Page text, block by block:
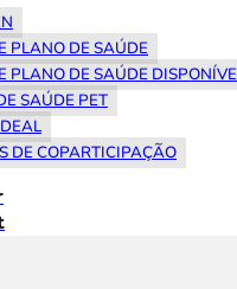
PLANO DE SAÚDE
PLANO DE SAÚDE
SAÚDE PET
DE COPARTICIPAÇÃO